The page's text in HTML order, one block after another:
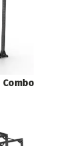
Combo